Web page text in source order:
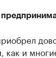
как и